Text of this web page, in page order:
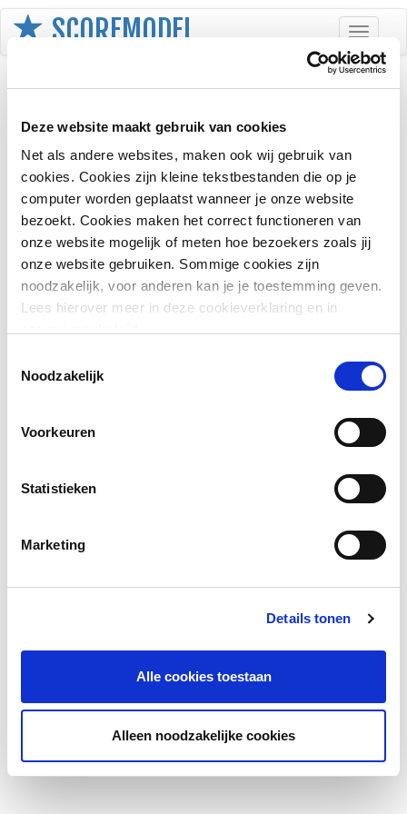
Deze website maakt gebruik van cookies
Net als andere websites, maken ook wij gebruik van
cookies. Cookies zijn kleine tekstbestanden die op je
computer worden geplaatst wanneer je onze website
bezoekt. Cookies maken het correct functioneren van
onze website mogelijk of meten hoe bezoekers zoals jij
onze website gebruiken. Sommige cookies zijn
noodzakelijk, voor anderen kan je je toestemming geven.
Lees hierover meer in deze cookieverklaring en in
Noodzakelijk
Voorkeuren
Statistieken
Marketing
Details tonen
Alle cookies toestaan
Alleen noodzakelijke cookies
Toggle
SCOREMODEL
Aanmelden
E-mailadres
Wachtwoord
Onthoud mij